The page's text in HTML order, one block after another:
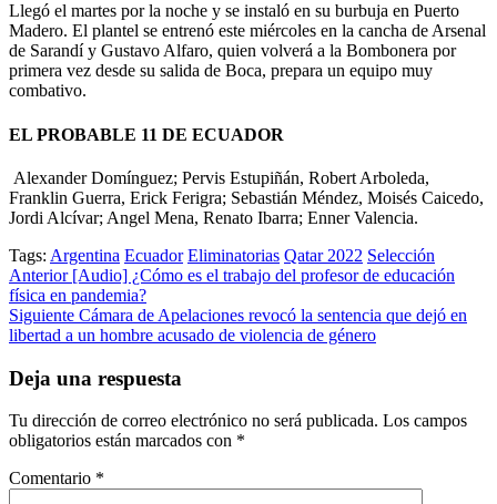
Llegó el martes por la noche y se instaló en su burbuja en Puerto
Madero. El plantel se entrenó este miércoles en la cancha de Arsenal
de Sarandí y Gustavo Alfaro, quien volverá a la Bombonera por
primera vez desde su salida de Boca, prepara un equipo muy
combativo.
EL PROBABLE 11 DE ECUADOR
Alexander Domínguez; Pervis Estupiñán, Robert Arboleda,
Franklin Guerra, Erick Ferigra; Sebastián Méndez, Moisés Caicedo,
Jordi Alcívar; Angel Mena, Renato Ibarra; Enner Valencia.
Tags: Argentina Ecuador Eliminatorias Qatar 2022 Selección
Post
navigation
Anterior[Audio] ¿Cómo es el trabajo del profesor de educación
física en pandemia?
Siguiente Cámara de Apelaciones revocó la sentencia que dejó en
libertad a un hombre acusado de violencia de género
Deja una respuesta
Tu dirección de correo electrónico no será publicada. Los campos
obligatorios están marcados con *
Comentario *